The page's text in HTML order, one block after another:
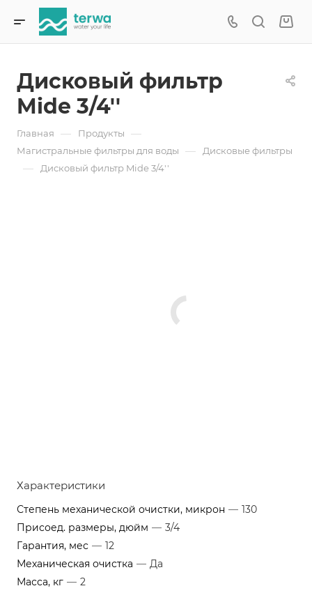
Дисковый фильтр
Mide 3/4''
Главная — Продукты —
Магистральные фильтры для воды — Дисковые фильтры
— Дисковый фильтр Mide 3/4''
Характеристики
Степень механической очистки, микрон — 130
Присоед. размеры, дюйм — 3/4
Гарантия, мес — 12
Механическая очистка — Да
Масса, кг — 2